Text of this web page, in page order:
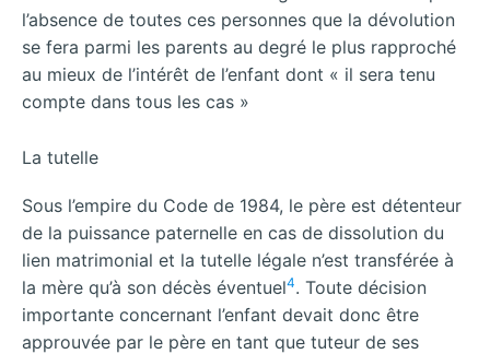
l’absence de toutes ces personnes que la dévolution
se fera parmi les parents au degré le plus rapproché
au mieux de l’intérêt de l’enfant dont « il sera tenu
compte dans tous les cas »
La tutelle
Sous l’empire du Code de 1984, le père est détenteur
de la puissance paternelle en cas de dissolution du
lien matrimonial et la tutelle légale n’est transférée à
la mère qu’à son décès éventuel4. Toute décision
importante concernant l’enfant devait donc être
approuvée par le père en tant que tuteur de ses